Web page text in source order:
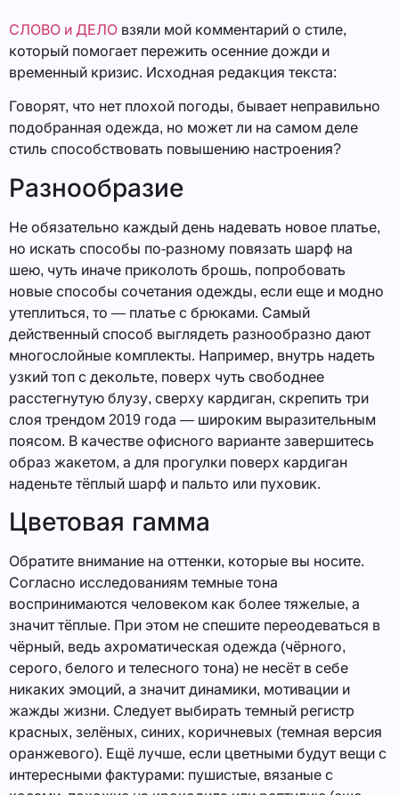
СЛОВО и ДЕЛО взяли мой комментарий о стиле,
который помогает пережить осенние дожди и
временный кризис. Исходная редакция текста:
Говорят, что нет плохой погоды, бывает неправильно
подобранная одежда, но может ли на самом деле
стиль способствовать повышению настроения?
Разнообразие
Не обязательно каждый день надевать новое платье,
но искать способы по-разному повязать шарф на
шею, чуть иначе приколоть брошь, попробовать
новые способы сочетания одежды, если еще и модно
утеплиться, то — платье с брюками. Самый
действенный способ выглядеть разнообразно дают
многослойные комплекты. Например, внутрь надеть
узкий топ с декольте, поверх чуть свободнее
расстегнутую блузу, сверху кардиган, скрепить три
слоя трендом 2019 года — широким выразительным
поясом. В качестве офисного варианте завершитесь
образ жакетом, а для прогулки поверх кардиган
наденьте тёплый шарф и пальто или пуховик.
Цветовая гамма
Обратите внимание на оттенки, которые вы носите.
Согласно исследованиям темные тона
воспринимаются человеком как более тяжелые, а
значит тёплые. При этом не спешите переодеваться в
чёрный, ведь ахроматическая одежда (чёрного,
серого, белого и телесного тона) не несёт в себе
никаких эмоций, а значит динамики, мотивации и
жажды жизни. Следует выбирать темный регистр
красных, зелёных, синих, коричневых (темная версия
оранжевого). Ещё лучше, если цветными будут вещи с
интересными фактурами: пушистые, вязаные с